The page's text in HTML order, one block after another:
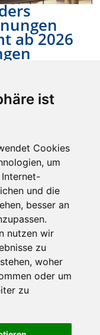
ist
Cookies
um
Internet-
und die
besser an
nutzen wir
zu
woher
oder um
zu
ab 2026
Jahre in Kraft:
AUSBLENDEN
GmbH & Co